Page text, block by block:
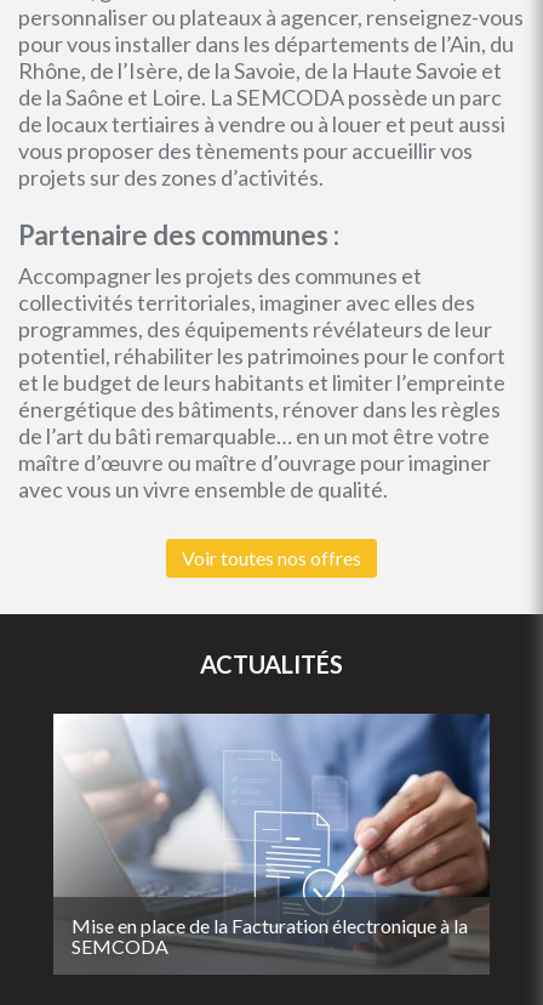
personnaliser ou plateaux à agencer, renseignez-vous
pour vous installer dans les départements de l’Ain, du
Rhône, de l’Isère, de la Savoie, de la Haute Savoie et
de la Saône et Loire. La SEMCODA possède un parc
de locaux tertiaires à vendre ou à louer et peut aussi
vous proposer des tènements pour accueillir vos
projets sur des zones d’activités.
Partenaire des communes :
Accompagner les projets des communes et
collectivités territoriales, imaginer avec elles des
programmes, des équipements révélateurs de leur
potentiel, réhabiliter les patrimoines pour le confort
et le budget de leurs habitants et limiter l’empreinte
énergétique des bâtiments, rénover dans les règles
de l’art du bâti remarquable… en un mot être votre
maître d’œuvre ou maître d’ouvrage pour imaginer
avec vous un vivre ensemble de qualité.
Voir toutes nos offres
ACTUALITÉS
Mise en place de la Facturation électronique à la
SEMCODA